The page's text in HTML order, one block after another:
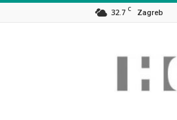
32.7 C Zagreb